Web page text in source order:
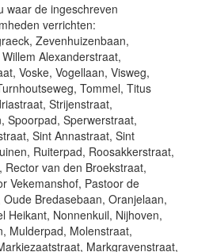
waar de ingeschreven
verrichten:
Zevenhuizenbaan,
Alexanderstraat,
Voske, Vogellaan, Visweg,
Tommel, Titus
Strijenstraat,
Spoorpad, Sperwerstraat,
Sint Annastraat, Sint
Ruiterpad, Roosakkerstraat,
Rector van den Broekstraat,
Vekemanshof, Pastoor de
Bredasebaan, Oranjelaan,
Heikant, Nonnenkuil, Nijhoven,
Mulderpad, Molenstraat,
Markgravenstraat,